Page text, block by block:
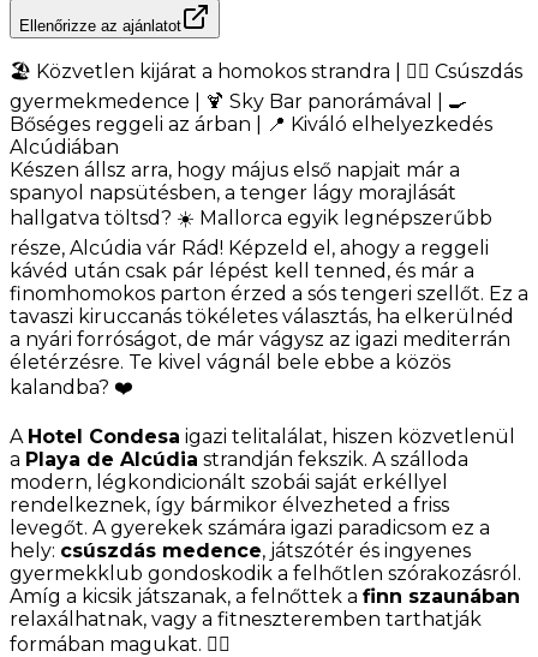
Ellenőrizze az ajánlatot
🏖️ Közvetlen kijárat a homokos strandra | 🏊‍♂️ Csúszdás
gyermekmedence | 🍹 Sky Bar panorámával | 🍳
Bőséges reggeli az árban | 📍 Kiváló elhelyezkedés
Alcúdiában
Készen állsz arra, hogy május első napjait már a
spanyol napsütésben, a tenger lágy morajlását
hallgatva töltsd? ☀️ Mallorca egyik legnépszerűbb
része, Alcúdia vár Rád! Képzeld el, ahogy a reggeli
kávéd után csak pár lépést kell tenned, és már a
finomhomokos parton érzed a sós tengeri szellőt. Ez a
tavaszi kiruccanás tökéletes választás, ha elkerülnéd
a nyári forróságot, de már vágysz az igazi mediterrán
életérzésre. Te kivel vágnál bele ebbe a közös
kalandba? ❤️
A Hotel Condesa igazi telitalálat, hiszen közvetlenül
a Playa de Alcúdia strandján fekszik. A szálloda
modern, légkondicionált szobái saját erkéllyel
rendelkeznek, így bármikor élvezheted a friss
levegőt. A gyerekek számára igazi paradicsom ez a
hely: csúszdás medence, játszótér és ingyenes
gyermekklub gondoskodik a felhőtlen szórakozásról.
Amíg a kicsik játszanak, a felnőttek a finn szaunában
relaxálhatnak, vagy a fitneszteremben tarthatják
formában magukat. 🏊‍♂️